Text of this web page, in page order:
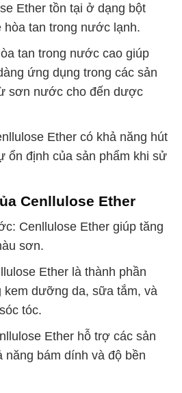
Ether tồn tại ở dạng bột
hòa tan trong nước lạnh.
tan trong nước cao giúp
ứng dụng trong các sản
sơn nước cho đến dược
Ether có khả năng hút
ổn định của sản phẩm khi sử
Cenllulose Ether
Cenllulose Ether giúp tăng
sơn.
Ether là thành phần
kem dưỡng da, sữa tắm, và
tóc.
Ether hỗ trợ các sản
năng bám dính và độ bền